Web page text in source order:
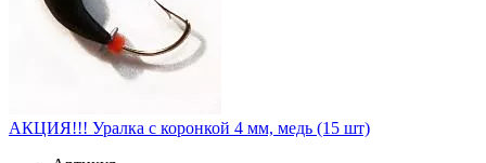
АКЦИЯ!!! Уралка с коронкой 4 мм, медь (15 шт)